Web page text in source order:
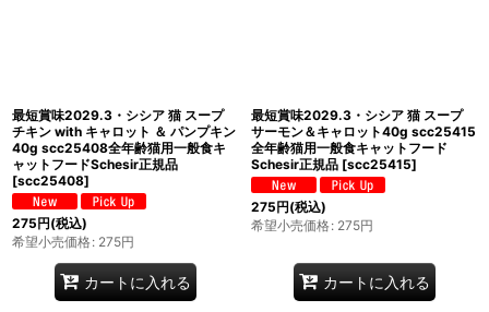
最短賞味2029.3・シシア 猫 スープ
チキン with キャロット ＆ パンプキン
40g scc25408全年齢猫用一般食キ
ャットフードSchesir正規品
[scc25408]
275円(税込)
希望小売価格: 275円
カートに入れる
最短賞味2029.3・シシア 猫 スープ
サーモン＆キャロット40g scc25415
全年齢猫用一般食キャットフード
Schesir正規品 [scc25415]
275円(税込)
希望小売価格: 275円
カートに入れる